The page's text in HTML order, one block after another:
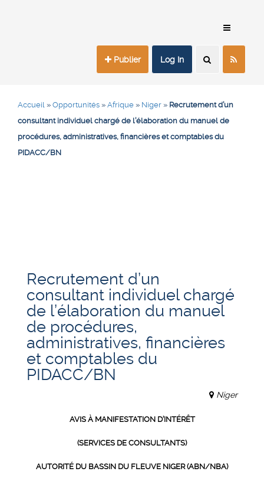
Publier Log In
Accueil » Opportunités » Afrique » Niger » Recrutement d’un
consultant individuel chargé de l’élaboration du manuel de
procédures, administratives, financières et comptables du
PIDACC/BN
Recrutement d’un
consultant individuel chargé
de l’élaboration du manuel
de procédures,
administratives, financières
et comptables du
PIDACC/BN
Niger
AVIS À MANIFESTATION D’INTÉRÊT
(SERVICES DE CONSULTANTS)
AUTORITÉ DU BASSIN DU FLEUVE NIGER (ABN/NBA)